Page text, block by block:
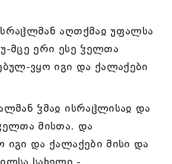
აღთქმაჲ უფალსა
მცე ერი ესე ჴელთა
ვყო იგი და ქალაქები
ჴმაჲ ისრაჱლისაჲ და
მისთა. და
იგი და ქალაქები მისი და